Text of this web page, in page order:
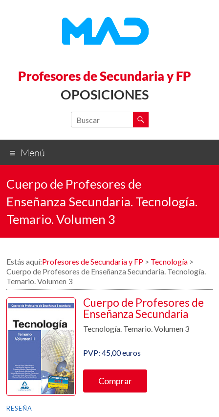
Profesores de Secundaria y FP
OPOSICIONES
Menú
Cuerpo de Profesores de
Enseñanza Secundaria. Tecnología.
Temario. Volumen 3
Estás aquí:Profesores de Secundaria y FP > Tecnología >
Cuerpo de Profesores de Enseñanza Secundaria. Tecnología.
Temario. Volumen 3
Cuerpo de Profesores de
Enseñanza Secundaria
Tecnología. Temario. Volumen 3
PVP: 45,00 euros
Comprar
RESEÑA